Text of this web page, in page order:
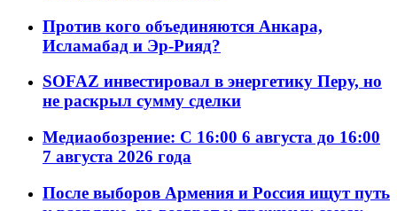
Против кого объединяются Анкара,
Исламабад и Эр-Рияд?
SOFAZ инвестировал в энергетику Перу, но
не раскрыл сумму сделки
Медиаобозрение: С 16:00 6 августа до 16:00
7 августа 2026 года
После выборов Армения и Россия ищут путь